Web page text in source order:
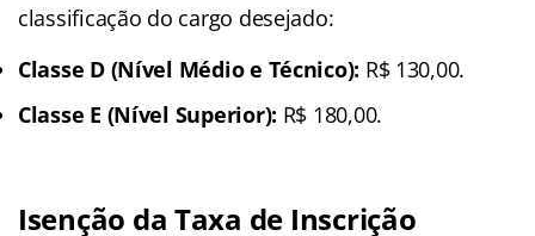
classificação do cargo desejado:
Classe D (Nível Médio e Técnico): R$ 130,00.
Classe E (Nível Superior): R$ 180,00.
Isenção da Taxa de Inscrição